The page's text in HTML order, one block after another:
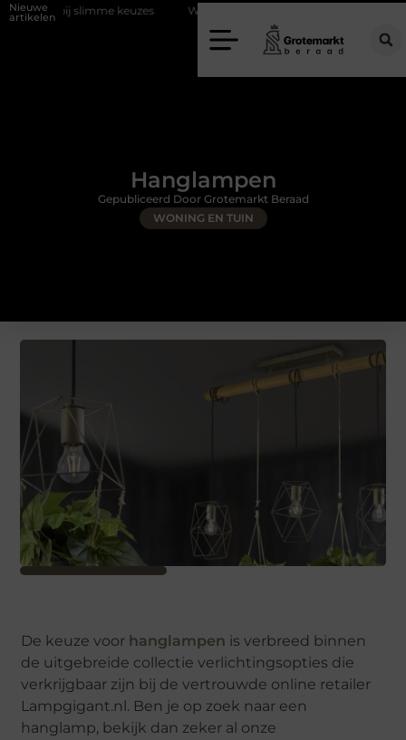
Nieuwe
artikelen
keuzes Waarom kiezen voor een rijschool in Utrecht?
Hanglampen
WONING EN TUIN
Gepubliceerd Door Grotemarkt Beraad
De keuze voor hanglampen is verbreed binnen
de uitgebreide collectie verlichtingsopties die
verkrijgbaar zijn bij de vertrouwde online retailer
Lampgigant.nl. Ben je op zoek naar een
hanglamp, bekijk dan zeker al onze